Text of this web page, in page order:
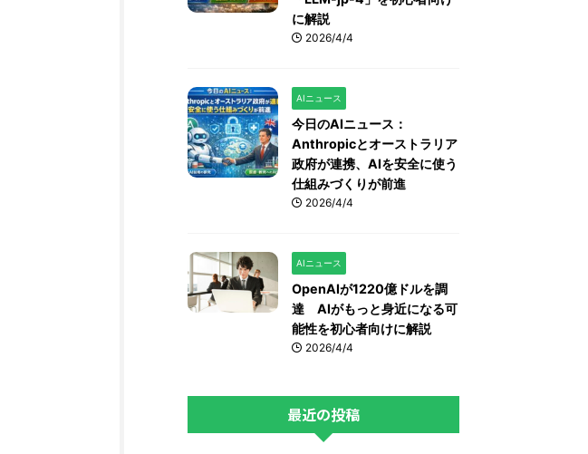
に解説
2026/4/4
AIニュース
今日のAIニュース：
Anthropicとオーストラリア
政府が連携、AIを安全に使う
仕組みづくりが前進
2026/4/4
AIニュース
OpenAIが1220億ドルを調
達 AIがもっと身近になる可
能性を初心者向けに解説
2026/4/4
最近の投稿